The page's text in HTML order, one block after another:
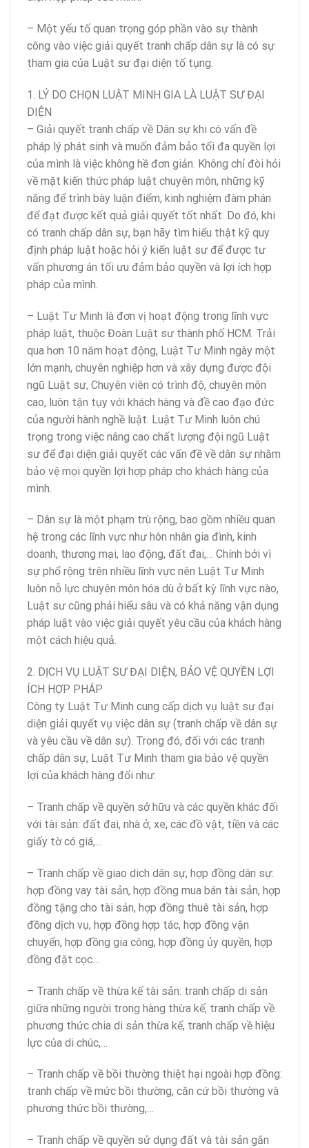
– Một yếu tố quan trọng góp phần vào sự thành
công vào việc giải quyết tranh chấp dân sự là có sự
tham gia của Luật sư đại diện tố tụng.
1. LÝ DO CHỌN LUẬT MINH GIA LÀ LUẬT SƯ ĐẠI
DIỆN
– Giải quyết tranh chấp về Dân sự khi có vấn đề
pháp lý phát sinh và muốn đảm bảo tối đa quyền lợi
của mình là việc không hề đơn giản. Không chỉ đòi hỏi
về mặt kiến thức pháp luật chuyên môn, những kỹ
năng để trình bày luận điểm, kinh nghiệm đàm phán
để đạt được kết quả giải quyết tốt nhất. Do đó, khi
có tranh chấp dân sự, bạn hãy tìm hiểu thật kỹ quy
định pháp luật hoặc hỏi ý kiến luật sư để được tư
vấn phương án tối ưu đảm bảo quyền và lợi ích hợp
pháp của mình.
– Luật Tư Minh là đơn vị hoạt động trong lĩnh vực
pháp luật, thuộc Đoàn Luật sư thành phố HCM. Trải
qua hơn 10 năm hoạt động, Luật Tư Minh ngày một
lớn mạnh, chuyên nghiệp hơn và xây dựng được đội
ngũ Luật sư, Chuyên viên có trình độ, chuyên môn
cao, luôn tận tụy với khách hàng và đề cao đạo đức
của người hành nghề luật. Luật Tư Minh luôn chú
trọng trong việc nâng cao chất lượng đội ngũ Luật
sư để đại diện giải quyết các vấn đề về dân sự nhằm
bảo vệ mọi quyền lợi hợp pháp cho khách hàng của
mình.
– Dân sự là một phạm trù rộng, bao gồm nhiều quan
hệ trong các lĩnh vực như hôn nhân gia đình, kinh
doanh, thương mại, lao động, đất đai,… Chính bởi vì
sự phổ rộng trên nhiều lĩnh vực nên Luật Tư Minh
luôn nỗ lực chuyên môn hóa dù ở bất kỳ lĩnh vực nào,
Luật sư cũng phải hiểu sâu và có khả năng vận dụng
pháp luật vào việc giải quyết yêu cầu của khách hàng
một cách hiệu quả.
2. DỊCH VỤ LUẬT SƯ ĐẠI DIỆN, BẢO VỆ QUYỀN LỢI
ÍCH HỢP PHÁP
Công ty Luật Tư Minh cung cấp dịch vụ luật sư đại
diện giải quyết vụ việc dân sự (tranh chấp về dân sự
và yêu cầu về dân sự). Trong đó, đối với các tranh
chấp dân sự, Luật Tư Minh tham gia bảo vệ quyền
lợi của khách hàng đối như:
– Tranh chấp về quyền sở hữu và các quyền khác đối
với tài sản: đất đai, nhà ở, xe, các đồ vật, tiền và các
giấy tờ có giá,…
– Tranh chấp về giao dich dân sự, hợp đồng dân sự:
hợp đồng vay tài sản, hợp đồng mua bán tài sản, hợp
đồng tặng cho tài sản, hợp đồng thuê tài sản, hợp
đồng dịch vụ, hợp đồng hợp tác, hợp đồng vận
chuyển, hợp đồng gia công, hợp đồng ủy quyền, hợp
đồng đặt cọc…
– Tranh chấp về thừa kế tài sản: tranh chấp di sản
giữa những người trong hàng thừa kế, tranh chấp về
phương thức chia di sản thừa kế, tranh chấp về hiệu
lực của di chúc,…
– Tranh chấp về bồi thường thiệt hại ngoài hợp đồng:
tranh chấp về mức bồi thường, căn cứ bồi thường và
phương thức bồi thường,…
– Tranh chấp về quyền sử dụng đất và tài sản gắn